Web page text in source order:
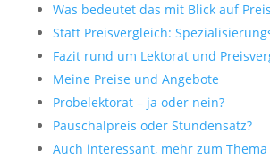
Was bedeutet das mit Blick auf
Statt Preisvergleich:
Fazit rund um Lektorat und
Meine Preise und Angebote
Probelektorat – ja oder nein?
Pauschalpreis oder Stundensatz?
Auch interessant, mehr zum Thema